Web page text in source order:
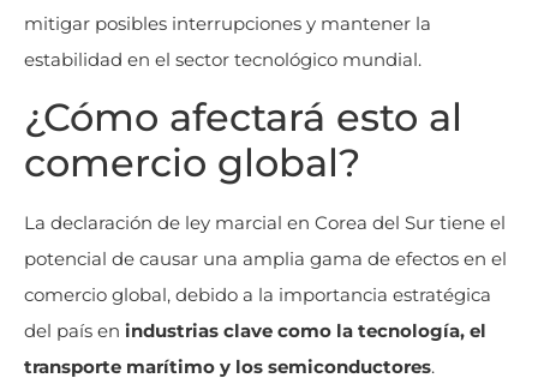
mitigar posibles interrupciones y mantener la
estabilidad en el sector tecnológico mundial.
¿Cómo afectará esto al
comercio global?
La declaración de ley marcial en Corea del Sur tiene el
potencial de causar una amplia gama de efectos en el
comercio global, debido a la importancia estratégica
del país en industrias clave como la tecnología, el
transporte marítimo y los semiconductores.